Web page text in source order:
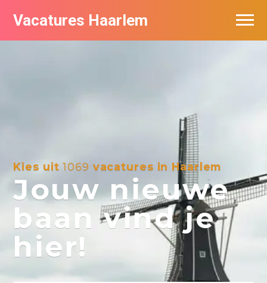
Vacatures Haarlem
Kies uit1069 vacatures in Haarlem
Jouw nieuwe
baan vind je
hier!
Vacatures per bedrijf in Haarlem